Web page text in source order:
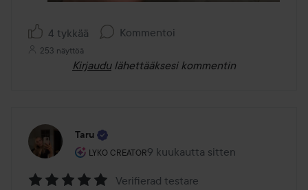
4 tykkää Kommentoi
253 näyttöä
Kirjaudu lähettääksesi kommentin
Taru
LYKO CREATOR
Käyttäjän rooli: Lyko Creator.
9 kuukautta sitten
Viesti luotiin 9 kuukautta sitten
Verifierad testare